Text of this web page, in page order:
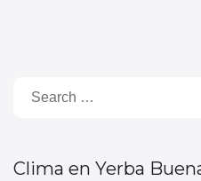
Clima en Yerba